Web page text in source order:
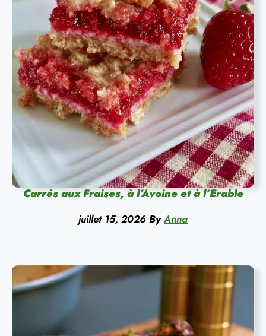
Carrés aux Fraises, à l’Avoine et à l’Érable
juillet 15, 2026 By Anna